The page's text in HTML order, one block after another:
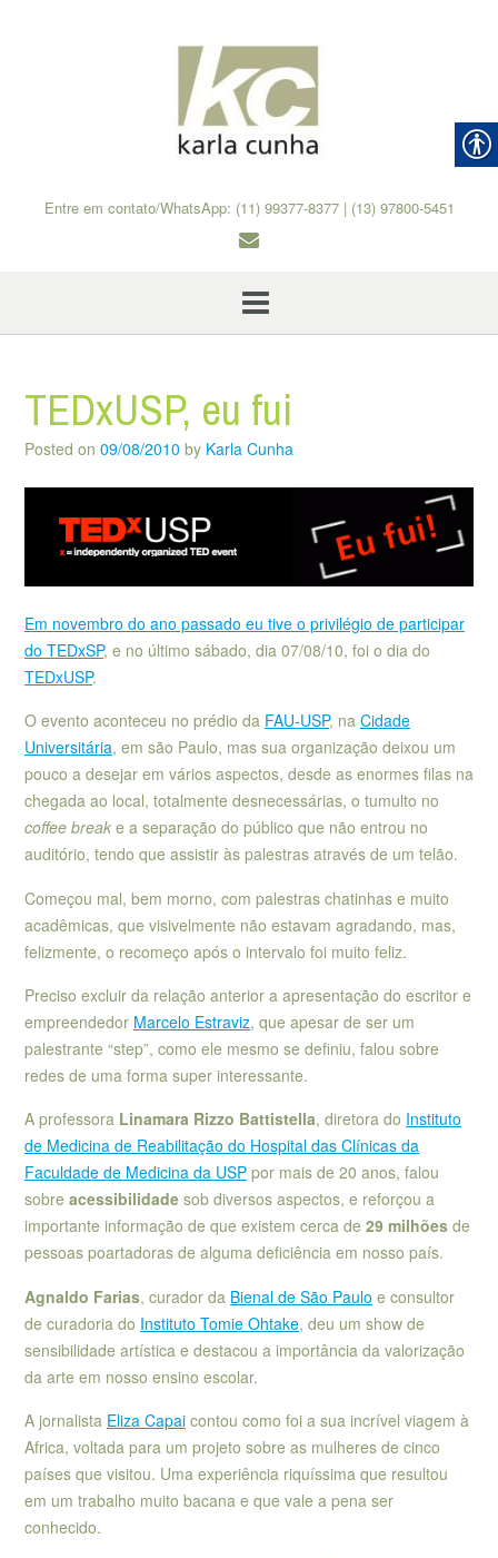
Entre em contato/WhatsApp: (11) 99377-8377 | (13) 97800-5451
TEDxUSP, eu fui
Posted on 09/08/2010 by Karla Cunha
Em novembro do ano passado eu tive o privilégio de participar
do TEDxSP, e no último sábado, dia 07/08/10, foi o dia do
TEDxUSP.
O evento aconteceu no prédio da FAU-USP, na Cidade
Universitária, em são Paulo, mas sua organização deixou um
pouco a desejar em vários aspectos, desde as enormes filas na
chegada ao local, totalmente desnecessárias, o tumulto no
coffee break e a separação do público que não entrou no
auditório, tendo que assistir às palestras através de um telão.
Começou mal, bem morno, com palestras chatinhas e muito
acadêmicas, que visivelmente não estavam agradando, mas,
felizmente, o recomeço após o intervalo foi muito feliz.
Preciso excluir da relação anterior a apresentação do escritor e
empreendedor Marcelo Estraviz, que apesar de ser um
palestrante “step”, como ele mesmo se definiu, falou sobre
redes de uma forma super interessante.
A professora Linamara Rizzo Battistella, diretora do Instituto
de Medicina de Reabilitação do Hospital das Clínicas da
Faculdade de Medicina da USP por mais de 20 anos, falou
sobre acessibilidade sob diversos aspectos, e reforçou a
importante informação de que existem cerca de 29 milhões de
pessoas poartadoras de alguma deficiência em nosso país.
Agnaldo Farias, curador da Bienal de São Paulo e consultor
de curadoria do Instituto Tomie Ohtake, deu um show de
sensibilidade artística e destacou a importância da valorização
da arte em nosso ensino escolar.
A jornalista Eliza Capai contou como foi a sua incrível viagem à
Africa, voltada para um projeto sobre as mulheres de cinco
países que visitou. Uma experiência riquíssima que resultou
em um trabalho muito bacana e que vale a pena ser
conhecido.